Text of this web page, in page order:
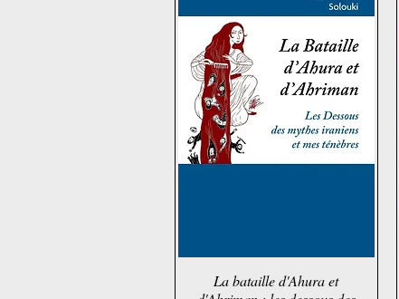
Schnellansicht
La bataille d'Ahura et